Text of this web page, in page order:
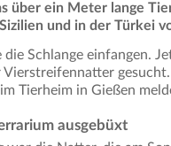
über ein Meter lange
und in der Türkei
die Schlange einfangen.
Vierstreifennatter
Tierheim in Gießen
ausgebüxt